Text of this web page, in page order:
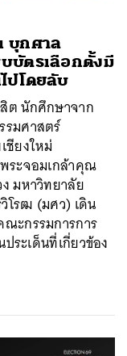
บุกศาล
บัตรเลือกตั้งมี
ปโดยลับ
ต นักศึกษาจาก
มศาสตร์
ชียงใหม่
ระจอมเกล้าคุณ
มหาวิทยาลัย
โรฒ (มศว) เดิน
ะกรรมการการ
ระเด็นที่เกี่ยวข้อง